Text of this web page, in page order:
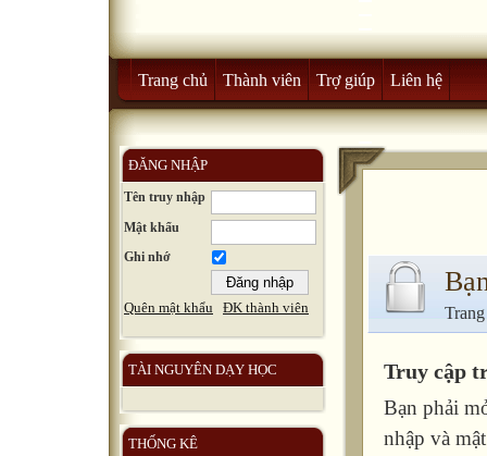
Trang chủ Thành viên Trợ giúp Liên hệ
ĐĂNG NHẬP
Tên truy nhập
Mật khẩu
Ghi nhớ
Quên mật khẩu ĐK thành viên
TÀI NGUYÊN DẠY HỌC
THỐNG KÊ
Truy cập
Bạn phải
nhập và